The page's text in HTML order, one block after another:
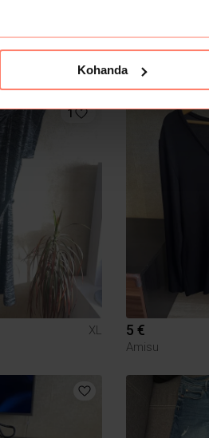
Kohanda
30 3.5 €
House
1
XL
5 €
Amisu